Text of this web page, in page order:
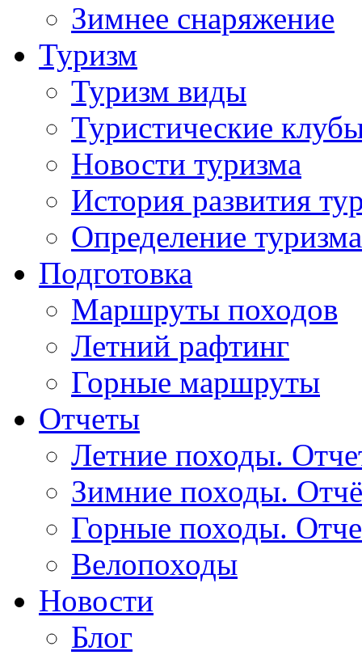
Зимнее снаряжение
Туризм
Туризм виды
Туристические
Новости туризма
История развития
Определение туризма
Подготовка
Маршруты походов
Летний рафтинг
Горные маршруты
Отчеты
Летние походы.
Зимние походы.
Горные походы.
Велопоходы
Новости
Блог